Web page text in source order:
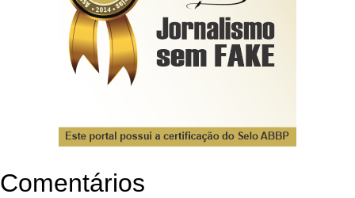
Comentários